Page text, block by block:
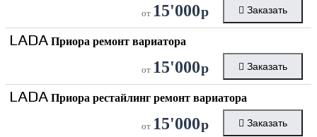
от 15'000р Заказать
LADA Приора ремонт вариатора
от 15'000р Заказать
LADA Приора рестайлинг ремонт вариатора
от 15'000р Заказать